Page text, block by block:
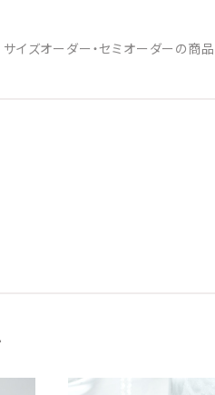
サイズオーダー・セミオーダーの商